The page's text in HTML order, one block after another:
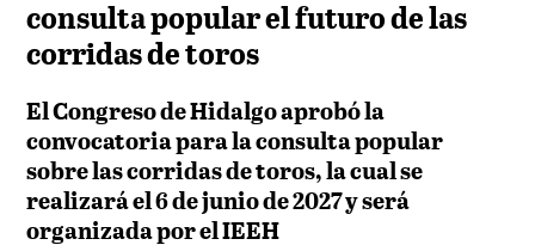
consulta popular el futuro de las
corridas de toros
El Congreso de Hidalgo aprobó la
convocatoria para la consulta popular
sobre las corridas de toros, la cual se
realizará el 6 de junio de 2027 y será
organizada por el IEEH